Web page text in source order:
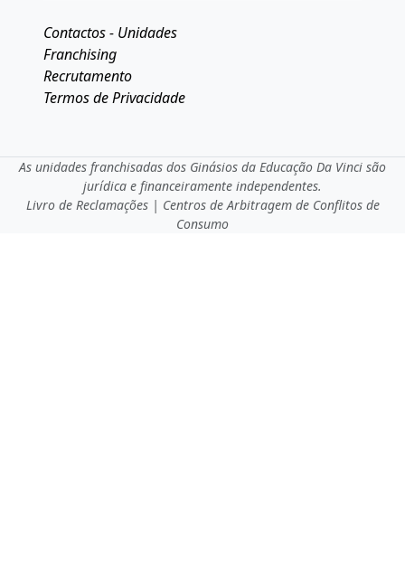
Contactos - Unidades
Franchising
Recrutamento
Termos de Privacidade
As unidades franchisadas dos Ginásios da Educação Da Vinci são
jurídica e financeiramente independentes.
Livro de Reclamações| Centros de Arbitragem de Conflitos de
Consumo